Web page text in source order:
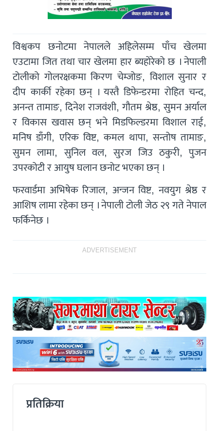
विश्वकप छनोटमा नेपालले अहिलेसम्म पाँच खेलमा
एउटामा जित तथा चार खेलमा हार ब्यहोरेको छ । नेपाली
टोलीको गोलरक्षकमा किरण चेम्जोङ, विशाल सुनार र
दीप कार्की रहेका छन् । यस्तै डिफेन्डरमा रोहित चन्द,
अनन्त तामाङ, दिनेश राजवंशी, गौतम श्रेष्ठ, सुमन अर्याल
र विकास खवास छन् भने मिडफिल्डरमा विशाल राई,
मनिष डाँगी, एरिक विष्ट, कमल थापा, सन्तोष तामाङ,
सुमन लामा, सुनिल वल, सुरज जिउ ठकुरी, पुजन
उपरकोटी र आयुष घलान छनोट भएका छन् ।
फरवार्डमा अभिषेक रिजाल, अन्जन विष्ट, नवयुग श्रेष्ठ र
आशिष लामा रहेका छन् । नेपाली टोली जेठ २९ गते नेपाल
फर्किनेछ ।
ADVERTISEMENT
प्रतिक्रिया